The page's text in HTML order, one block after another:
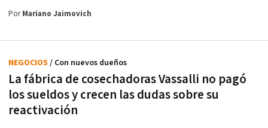
PorMariano Jaimovich
La fábrica de cosechadoras Vassalli no pagó
los sueldos y crecen las dudas sobre su
reactivación
NEGOCIOS / Con nuevos dueños